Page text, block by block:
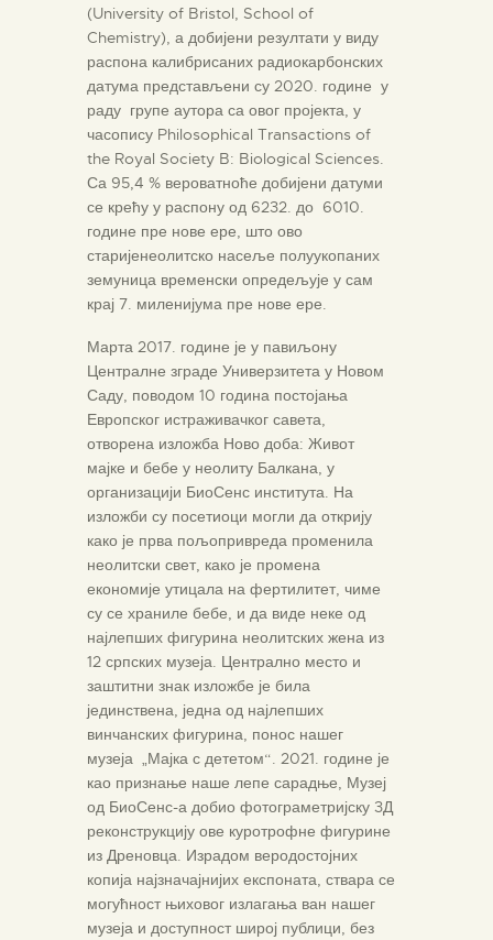
(University of Bristol, School of
Chemistry), а добијени резултати у виду
распона калибрисаних радиокарбонских
датума представљени су 2020. године у
раду групе аутора са овог пројекта, у
часопису Philosophical Transactions of
the Royal Society B: Biological Sciences.
Са 95,4 % вероватноће добијени датуми
се крећу у распону од 6232. до 6010.
године пре нове ере, што ово
старијенеолитско насеље полуукопаних
земуница временски опредељује у сам
крај 7. миленијума пре нове ере.
Марта 2017. године је у павиљону
Централне зграде Универзитета у Новом
Саду, поводом 10 година постојања
Европског истраживачког савета,
отворена изложба Ново доба: Живот
мајке и бебе у неолиту Балкана, у
организацији БиоСенс института. На
изложби су посетиоци могли да открију
како је прва пољопривреда променила
неолитски свет, како је промена
економије утицала на фертилитет, чиме
су се храниле бебе, и да виде неке од
најлепших фигурина неолитских жена из
12 српских музеја. Централно место и
заштитни знак изложбе је била
јединствена, једна од најлепших
винчанских фигурина, понос нашег
музеја „Мајка с дететом“. 2021. године је
као признање наше лепе сарадње, Музеј
од БиоСенс-а добио фотограметријску 3Д
реконструкцију ове куротрофне фигурине
из Дреновца. Израдом веродостојних
копија најзначајнијих експоната, ствара се
могућност њиховог излагања ван нашег
музеја и доступност широј публици, без